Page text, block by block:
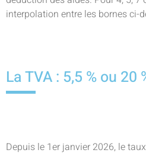
interpolation entre les bornes ci-
La TVA : 5,5 % ou 20
Depuis le 1er janvier 2026, le